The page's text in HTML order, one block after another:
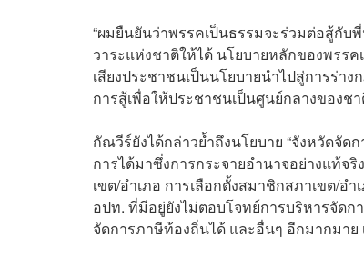
“ผมยืนยันว่าพรรคเป็นธรรมจะร่วมต่อสู้กั
วาระแห่งชาติให้ได้ นโยบายหลักของพร
เสียงประชาชนเป็นนโยบายนำไปสู่การร่า
การสู้เพื่อให้ประชาชนเป็นศูนย์กลางของช
กัณวีร์ยังได้กล่าวย้ำถึงนโยบาย “จังหวัดจั
การได้มาซึ่งการกระจายอำนาจอย่างแท้จ
เขต/อำเภอ การเลือกตั้งสมาชิกสภาเขต/อ
อปท. ที่มีอยู่ยังไม่ตอบโจทย์การบริหารจัดก
จัดการภาษีท้องถิ่นได้ และอื่นๆ อีกมากมาย